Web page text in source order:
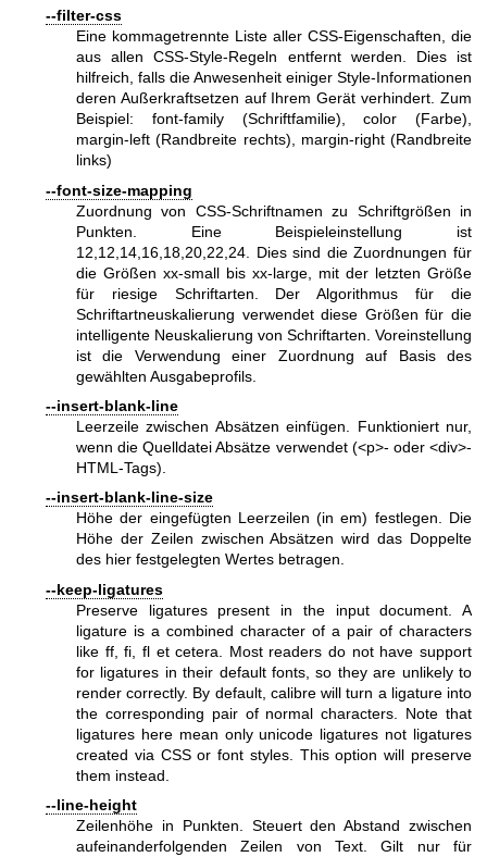
--filter-css
Eine kommagetrennte Liste aller CSS-Eigenschaften, die
aus allen CSS-Style-Regeln entfernt werden. Dies ist
hilfreich, falls die Anwesenheit einiger Style-Informationen
deren Außerkraftsetzen auf Ihrem Gerät verhindert. Zum
Beispiel: font-family (Schriftfamilie), color (Farbe),
margin-left (Randbreite rechts), margin-right (Randbreite
links)
--font-size-mapping
Zuordnung von CSS-Schriftnamen zu Schriftgrößen in
Punkten. Eine Beispieleinstellung ist
12,12,14,16,18,20,22,24. Dies sind die Zuordnungen für
die Größen xx-small bis xx-large, mit der letzten Größe
für riesige Schriftarten. Der Algorithmus für die
Schriftartneuskalierung verwendet diese Größen für die
intelligente Neuskalierung von Schriftarten. Voreinstellung
ist die Verwendung einer Zuordnung auf Basis des
gewählten Ausgabeprofils.
--insert-blank-line
Leerzeile zwischen Absätzen einfügen. Funktioniert nur,
wenn die Quelldatei Absätze verwendet (<p>- oder <div>-
HTML-Tags).
--insert-blank-line-size
Höhe der eingefügten Leerzeilen (in em) festlegen. Die
Höhe der Zeilen zwischen Absätzen wird das Doppelte
des hier festgelegten Wertes betragen.
--keep-ligatures
Preserve ligatures present in the input document. A
ligature is a combined character of a pair of characters
like ff, fi, fl et cetera. Most readers do not have support
for ligatures in their default fonts, so they are unlikely to
render correctly. By default, calibre will turn a ligature into
the corresponding pair of normal characters. Note that
ligatures here mean only unicode ligatures not ligatures
created via CSS or font styles. This option will preserve
them instead.
--line-height
Zeilenhöhe in Punkten. Steuert den Abstand zwischen
aufeinanderfolgenden Zeilen von Text. Gilt nur für